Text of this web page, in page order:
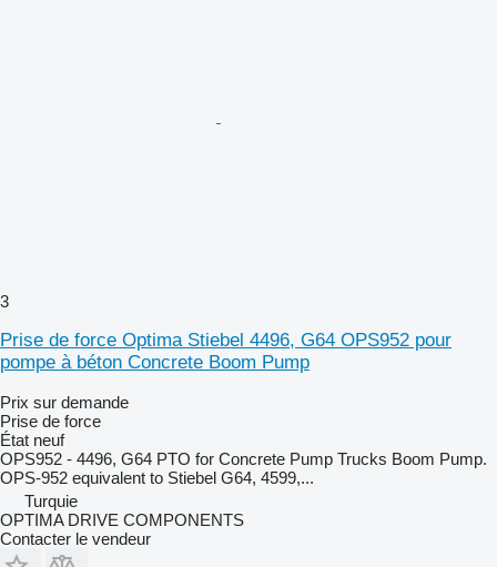
3
Prise de force Optima Stiebel 4496, G64 OPS952 pour
pompe à béton Concrete Boom Pump
Prix sur demande
Prise de force
État neuf
OPS952 - 4496, G64 PTO for Concrete Pump Trucks Boom Pump.
OPS-952 equivalent to Stiebel G64, 4599,...
Turquie
OPTIMA DRIVE COMPONENTS
Contacter le vendeur